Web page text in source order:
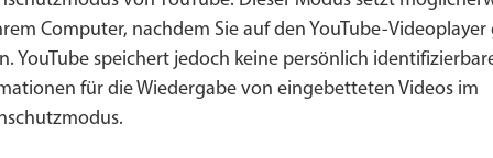
Computer, nachdem Sie auf den YouTube-Videoplayer
YouTube speichert jedoch keine persönlich
für die Wiedergabe von eingebetteten Videos im